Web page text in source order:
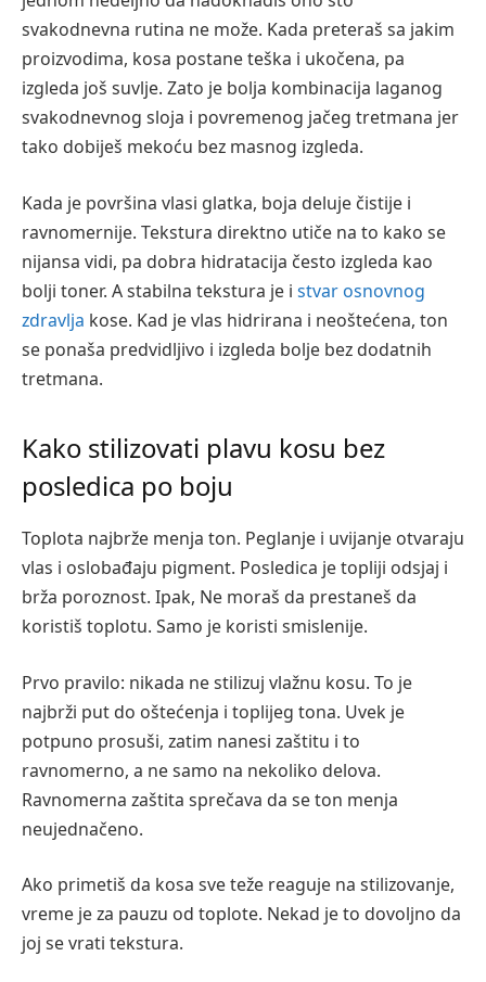
svakodnevna rutina ne može. Kada preteraš sa jakim
proizvodima, kosa postane teška i ukočena, pa
izgleda još suvlje. Zato je bolja kombinacija laganog
svakodnevnog sloja i povremenog jačeg tretmana jer
tako dobiješ mekoću bez masnog izgleda.
Kada je površina vlasi glatka, boja deluje čistije i
ravnomernije. Tekstura direktno utiče na to kako se
nijansa vidi, pa dobra hidratacija često izgleda kao
bolji toner. A stabilna tekstura je i stvar osnovnog
zdravlja kose. Kad je vlas hidrirana i neoštećena, ton
se ponaša predvidljivo i izgleda bolje bez dodatnih
tretmana.
Kako stilizovati plavu kosu bez
posledica po boju
Toplota najbrže menja ton. Peglanje i uvijanje otvaraju
vlas i oslobađaju pigment. Posledica je topliji odsjaj i
brža poroznost. Ipak, Ne moraš da prestaneš da
koristiš toplotu. Samo je koristi smislenije.
Prvo pravilo: nikada ne stilizuj vlažnu kosu. To je
najbrži put do oštećenja i toplijeg tona. Uvek je
potpuno prosuši, zatim nanesi zaštitu i to
ravnomerno, a ne samo na nekoliko delova.
Ravnomerna zaštita sprečava da se ton menja
neujednačeno.
Ako primetiš da kosa sve teže reaguje na stilizovanje,
vreme je za pauzu od toplote. Nekad je to dovoljno da
joj se vrati tekstura.